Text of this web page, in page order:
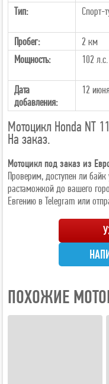
Тип:
Спорт-
Пробег: 2 км
Мощность:
102 л.с.
Дата
добавления:
12
Мотоцикл Honda NT
На заказ.
Мотоцикл под заказ из
Проверим, доступен ли байк
растаможкой до вашего
Евгению в Telegram или
ПОХОЖИЕ